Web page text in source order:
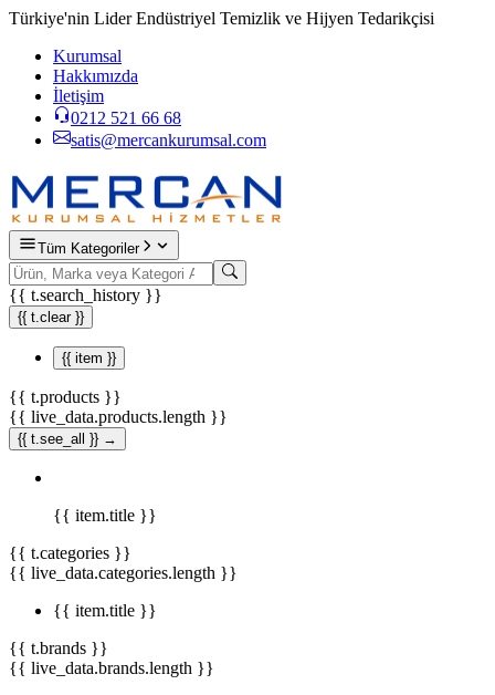
Türkiye'nin Lider Endüstriyel Temizlik ve Hijyen Tedarikçisi
Kurumsal
Hakkımızda
İletişim
0212 521 66 68
satis@mercankurumsal.com
Tüm Kategoriler
{{ t.search_history }}
{{ t.clear }}
{{ item }}
{{ t.products }}
{{ live_data.products.length }}
{{ t.see_all }} →
{{ item.title }}
{{ t.categories }}
{{ live_data.categories.length }}
{{ item.title }}
{{ t.brands }}
{{ live_data.brands.length }}